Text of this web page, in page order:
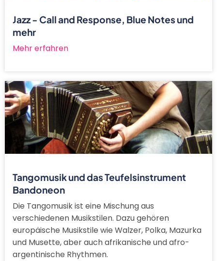
Jazz - Call and Response, Blue Notes und
mehr
Mehr erfahren
Tangomusik und das Teufelsinstrument
Bandoneon
Die Tangomusik ist eine Mischung aus
verschiedenen Musikstilen. Dazu gehören
europäische Musikstile wie Walzer, Polka, Mazurka
und Musette, aber auch afrikanische und afro-
argentinische Rhythmen.